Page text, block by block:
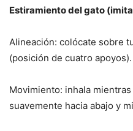
Estiramiento del gato
Alineación: colócate sobre
(posición de cuatro apoyos).
Movimiento: inhala
suavemente hacia abajo y